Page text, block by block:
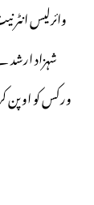
وائرلیس
شہزاد ارشد
ورکس کو اوپن